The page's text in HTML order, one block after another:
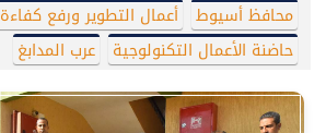
محافظ أسيوط
أعمال التطوير ورفع كفاءة
حاضنة الأعمال التكنولوجية
عرب المدابغ